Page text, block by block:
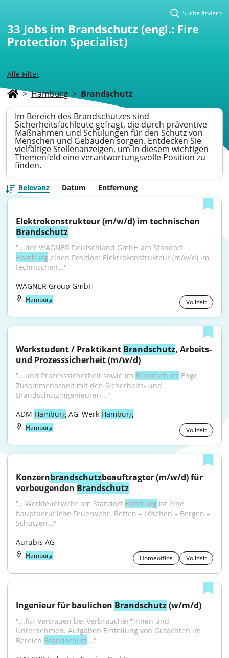
Alle Filter
Suche ändern
33 Jobs im Brandschutz (engl.: Fire
Protection Specialist)
> Hamburg > Brandschutz
Im Bereich des Brandschutzes sind
Sicherheitsfachleute gefragt, die durch präventive
Maßnahmen und Schulungen für den Schutz von
Menschen und Gebäuden sorgen. Entdecken Sie
vielfältige Stellenanzeigen, um in diesem wichtigen
Themenfeld eine verantwortungsvolle Position zu
finden.
Relevanz Datum Entfernung
Brandschutz
Hamburg einen Position: Elektrokonstrukteur (m/w/d) im
technischen..."
WAGNER Group GmbH
Hamburg Vollzeit
Werkstudent / Praktikant Brandschutz, Arbeits-
und Prozesssicherheit (m/w/d)
"...und Prozesssicherheit sowie im Brandschutz Enge
Zusammenarbeit mit den Sicherheits- und
Brandschutzingenieuren..."
ADM Hamburg AG, Werk Hamburg
Hamburg Vollzeit
Konzernbrandschutzbeauftragter (m/w/d) für
vorbeugenden Brandschutz
"...Werkfeuerwehr am Standort Hamburg ist eine
hauptberufliche Feuerwehr. Retten – Löschen – Bergen –
Schützen..."
Aurubis AG
Hamburg Homeoffice Vollzeit
Ingenieur für baulichen Brandschutz (w/m/d)
"...für Vertrauen bei Verbraucher*innen und
Unternehmen. Aufgaben Erstellung von Gutachten im
Bereich Brandschutz..."